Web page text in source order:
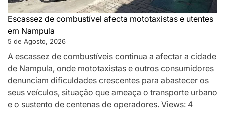
Escassez de combustível afecta mototaxistas e utentes
em Nampula
5 de Agosto, 2026
A escassez de combustíveis continua a afectar a cidade
de Nampula, onde mototaxistas e outros consumidores
denunciam dificuldades crescentes para abastecer os
seus veículos, situação que ameaça o transporte urbano
e o sustento de centenas de operadores. Views: 4